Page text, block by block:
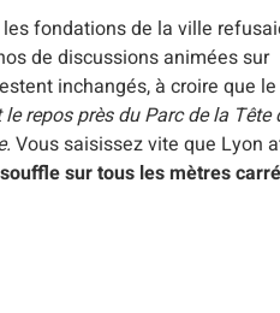
les fondations de la ville
de discussions animées sur
inchangés, à croire que le
repos près du Parc de la Tête
Vous saisissez vite que Lyon
sur tous les mètres